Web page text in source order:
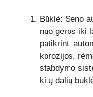
Būklė: Seno
nuo geros iki
patikrinti
korozijos,
stabdymo
kitų dalių